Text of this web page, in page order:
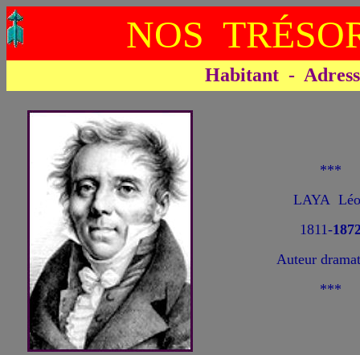
NOS
Habitant -
***
LAYA
1811-
Auteur
***